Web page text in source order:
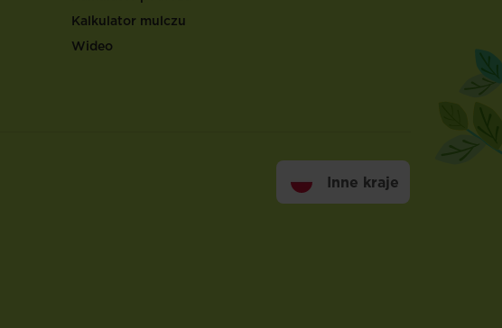
Kalkulator mulczu
Wideo
Inne kraje